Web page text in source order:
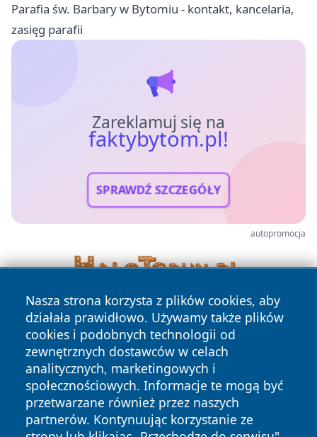
Parafia św. Barbary w Bytomiu - kontakt, kancelaria,
zasięg parafii
Zareklamuj się na
faktybytom.pl!
SPRAWDŹ SZCZEGÓŁY
autopromocja
Nasza strona korzysta z plików cookies, aby
działała prawidłowo. Używamy także plików
cookies i podobnych technologii od
zewnętrznych dostawców w celach
analitycznych, marketingowych i
społecznościowych. Informacje te mogą być
przetwarzane również przez naszych
partnerów. Kontynuując korzystanie ze
Copyright © 2026 faktybytom.pl Wszystkie prawa zastrzeżone.